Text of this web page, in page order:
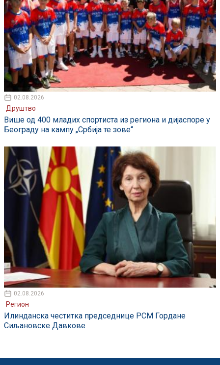
02.08.2026
Друштво
Више од 400 младих спортиста из региона и дијаспоре у
Београду на кампу „Србија те зове“
02.08.2026
Регион
Илинданска честитка председнице РСМ Гордане
Сиљановске Давкове